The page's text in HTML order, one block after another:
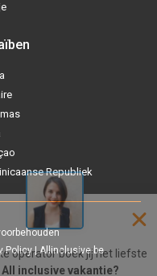
Republiek
Policy| Allinclusive.be
Vakantiediscounter
Sunweb
D-reizen